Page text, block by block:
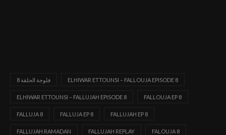
8 فلوجة الحلقة ELHIWAR ETTOUNSI – FALLOUJA EPISODE 8
ELHIWAR ETTOUNSI – FALLUJAH EPISODE 8 FALLOUJA EP 8
FALLUJA 8 FALLUJA EP 8 FALLUJAH EP 8
FALLUJAH RAMADAN FALLUJAH REPLAY FALOUJA 8